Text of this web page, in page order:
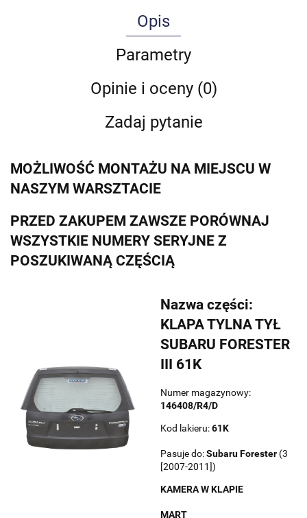
Opis
Parametry
Opinie i oceny (0)
Zadaj pytanie
MOŻLIWOŚĆ MONTAŻU NA MIEJSCU W
NASZYM WARSZTACIE
PRZED ZAKUPEM ZAWSZE PORÓWNAJ
WSZYSTKIE NUMERY SERYJNE Z
POSZUKIWANĄ CZĘŚCIĄ
Nazwa części:
KLAPA TYLNA TYŁ
SUBARU FORESTER
III 61K
Numer magazynowy:
146408/R4/D
Kod lakieru:61K
Pasuje do:SubaruForester (3
[2007-2011])
KAMERA W KLAPIE
MART